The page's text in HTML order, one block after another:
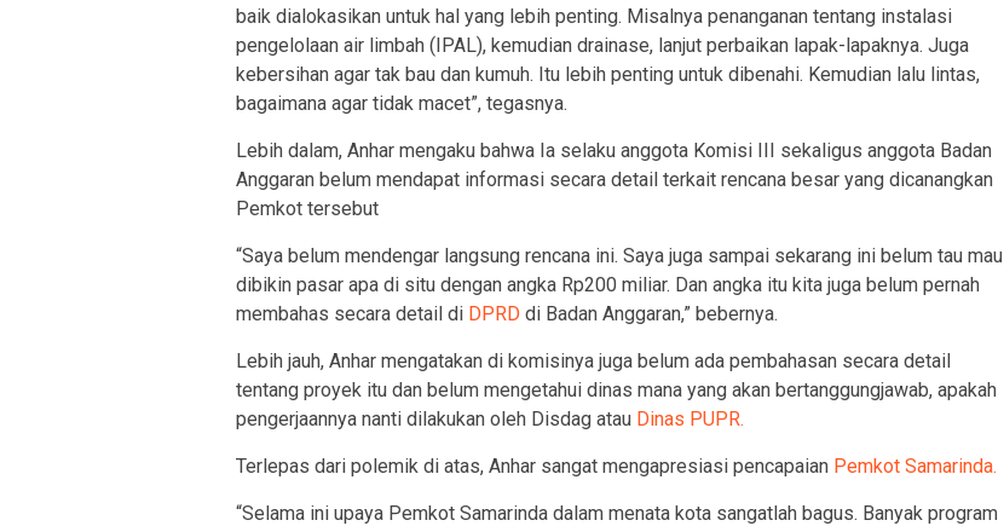
baik dialokasikan untuk hal yang lebih penting. Misalnya penanganan tentang instalasi
pengelolaan air limbah (IPAL), kemudian drainase, lanjut perbaikan lapak-lapaknya. Juga
kebersihan agar tak bau dan kumuh. Itu lebih penting untuk dibenahi. Kemudian lalu lintas,
bagaimana agar tidak macet”, tegasnya.
Lebih dalam, Anhar mengaku bahwa Ia selaku anggota Komisi III sekaligus anggota Badan
Anggaran belum mendapat informasi secara detail terkait rencana besar yang dicanangkan
Pemkot tersebut
“Saya belum mendengar langsung rencana ini. Saya juga sampai sekarang ini belum tau mau
dibikin pasar apa di situ dengan angka Rp200 miliar. Dan angka itu kita juga belum pernah
membahas secara detail di DPRD di Badan Anggaran,” bebernya.
Lebih jauh, Anhar mengatakan di komisinya juga belum ada pembahasan secara detail
tentang proyek itu dan belum mengetahui dinas mana yang akan bertanggungjawab, apakah
pengerjaannya nanti dilakukan oleh Disdag atau Dinas PUPR.
Terlepas dari polemik di atas, Anhar sangat mengapresiasi pencapaian Pemkot Samarinda.
“Selama ini upaya Pemkot Samarinda dalam menata kota sangatlah bagus. Banyak program